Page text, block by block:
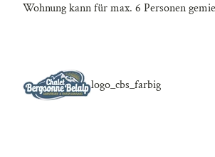
Wohnung kann für max. 6 Personen
logo_cbs_farbig